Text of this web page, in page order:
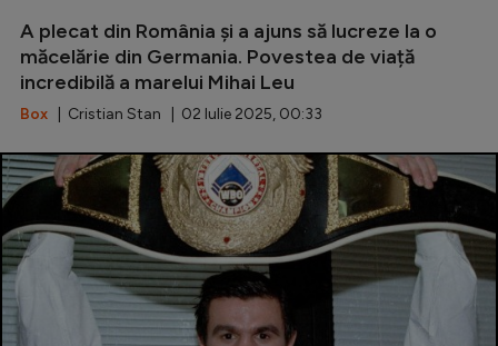
A plecat din România și a ajuns să lucreze la o
măcelărie din Germania. Povestea de viață
incredibilă a marelui Mihai Leu
Box | Cristian Stan | 02 Iulie 2025, 00:33